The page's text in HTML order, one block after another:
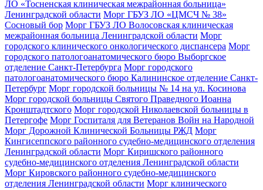
ЛО «Тосненская клиническая межрайонная больница»
Ленинградской области Морг ГБУЗ ЛО «ЦМСЧ № 38»
Сосновый бор Морг ГБУЗ ЛО Волосовская клиническая
межрайонная больница Ленинградской области Морг
городского клинического онкологического диспансера Морг
городского патологоанатомического бюро Выборгское
отделение Санкт-Петербурга Морг городского
патологоанатомического бюро Калининское отделение Санкт-
Петербург Морг городской больницы № 14 на ул. Косинова
Морг городской больницы Святого Праведного Иоанна
Кронштадтского Морг городской Николаевской больницы в
Петергофе Морг Госпиталя для Ветеранов Войн на Народной
Морг Дорожной Клинической Больницы РЖД Морг
Кингисеппского районного судебно-медицинского отделения
Ленинградской области Морг Киришского районного
судебно-медицинского отделения Ленинградской области
Морг Кировского районного судебно-медицинского
отделения Ленинградской области Морг клинического